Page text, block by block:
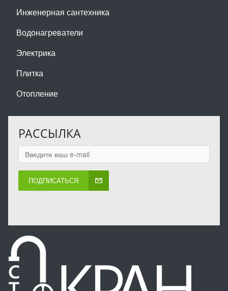
Инженерная сантехника
Водонагреватели
Электрика
Плитка
Отопление
РАССЫЛКА
ПОДПИСАТЬСЯ